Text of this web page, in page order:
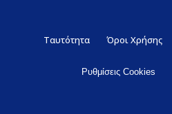
Ταυτότητα Όροι Χρήσης
Ρυθμίσεις Cookies